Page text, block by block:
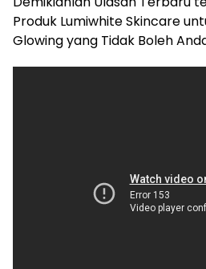
Produk Lumiwhite Skincare
Glowing yang Tidak Boleh